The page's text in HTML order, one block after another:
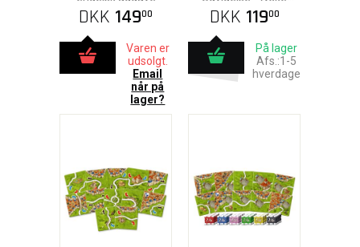
DKK 14900
Varen er
udsolgt.
Email
når på
lager?
regler
DKK 11900
På lager
Afs.:1-5
hverdage